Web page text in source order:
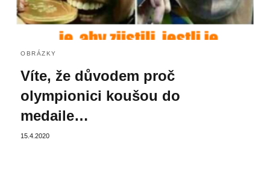
OBRÁZKY
Víte, že důvodem proč
olympionici koušou do
medaile…
15.4.2020